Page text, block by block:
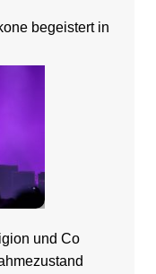
begeistert in
und Co